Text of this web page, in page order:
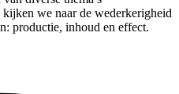
we naar de wederkerigheid
productie, inhoud en effect.